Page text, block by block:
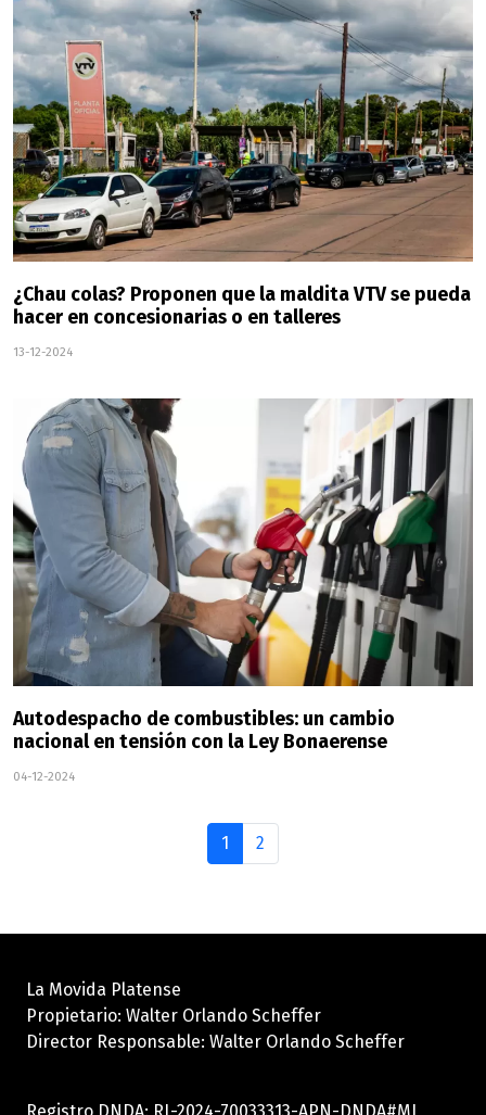
¿Chau colas? Proponen que la maldita VTV se pueda
hacer en concesionarias o en talleres
13-12-2024
Autodespacho de combustibles: un cambio
nacional en tensión con la Ley Bonaerense
04-12-2024
1 2
La Movida Platense
Propietario: Walter Orlando Scheffer
Director Responsable: Walter Orlando Scheffer